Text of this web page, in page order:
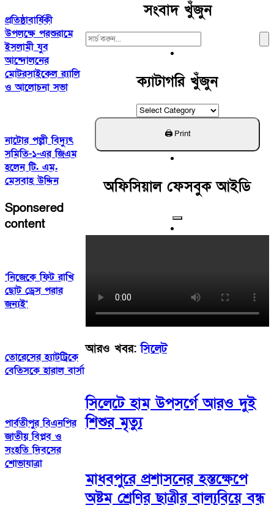
প্রতিষ্ঠাবার্ষিকী
উপলক্ষে পরশুরামে
ইসলামী যুব
আন্দোলনের
মোটরসাইকেল র‌্যালি
ও আলোচনা সভা
নাটোর পল্লী বিদ্যুৎ
সমিতি-১-এর জিএম
হলেন টি. এম.
মেসবাহ উদ্দিন
Sponsered
content
‘নিজেকে ফিট রাখি
ছোট ড্রেস পরার
জন্যই’
তোরেসের হ্যাটট্রিকে
বেতিসকে হারাল বার্সা
পার্বতীপুর বিএনপির
জাতীয় বিপ্লব ও
সংহতি দিবসের
শোভাযাত্রা
সংবাদ খুঁজুন
Search
ক্যাটাগরি খুঁজুন
ক্যাটাগরি
খুঁজুন
অফিসিয়াল ফেসবুক আইডি
আরও খবর:সিলেট
সিলেটে হাম উপসর্গে আরও দুই
শিশুর মৃত্যু
মাধবপুরে প্রশাসনের হস্তক্ষেপে
অষ্টম শ্রেণির ছাত্রীর বাল্যবিয়ে বন্ধ